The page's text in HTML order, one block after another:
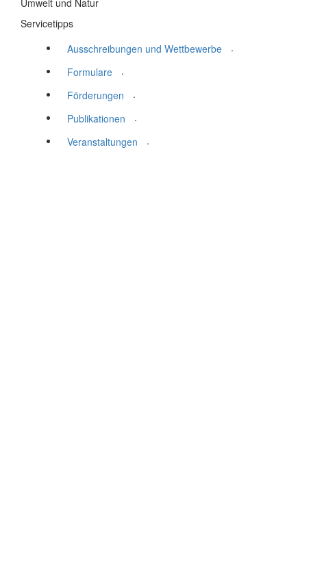
Umwelt und Natur
Servicetipps
Ausschreibungen und Wettbewerbe
.
Formulare
.
Förderungen
.
Publikationen
.
Veranstaltungen
.